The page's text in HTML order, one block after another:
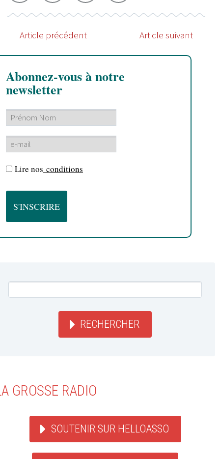
Article précédent Article suivant
Abonnez-vous à notre
newsletter
Lire nos conditions
RECHERCHER
GROSSE RADIO
SOUTENIR SUR HELLOASSO